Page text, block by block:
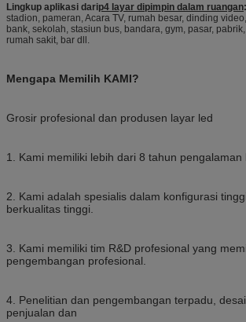
Lingkup aplikasi darip4 layar dipimpin dalam ruangan:
stadion, pameran, Acara TV, rumah besar, dinding
bank, sekolah, stasiun bus, bandara, gym, pasar,
rumah sakit, bar dll.
Mengapa Memilih KAMI?
Grosir profesional dan produsen layar led
1. Kami memiliki lebih dari 8 tahun pengalaman
2. Kami adalah spesialis dalam konfigurasi
berkualitas tinggi.
3. Kami memiliki tim R&D profesional yang
pengembangan profesional.
4. Penelitian dan pengembangan terpadu,
penjualan dan